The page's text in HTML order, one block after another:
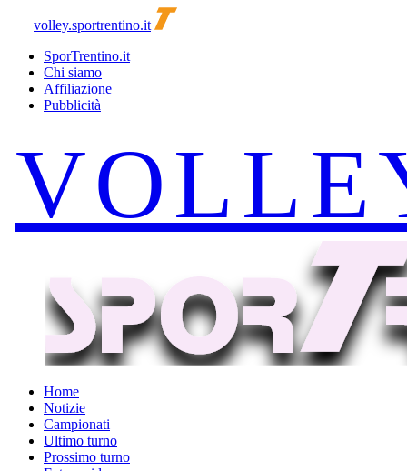
volley.sportrentino.it
SporTrentino.it
Chi siamo
Affiliazione
Pubblicità
Home
Notizie
Campionati
Ultimo turno
Prossimo turno